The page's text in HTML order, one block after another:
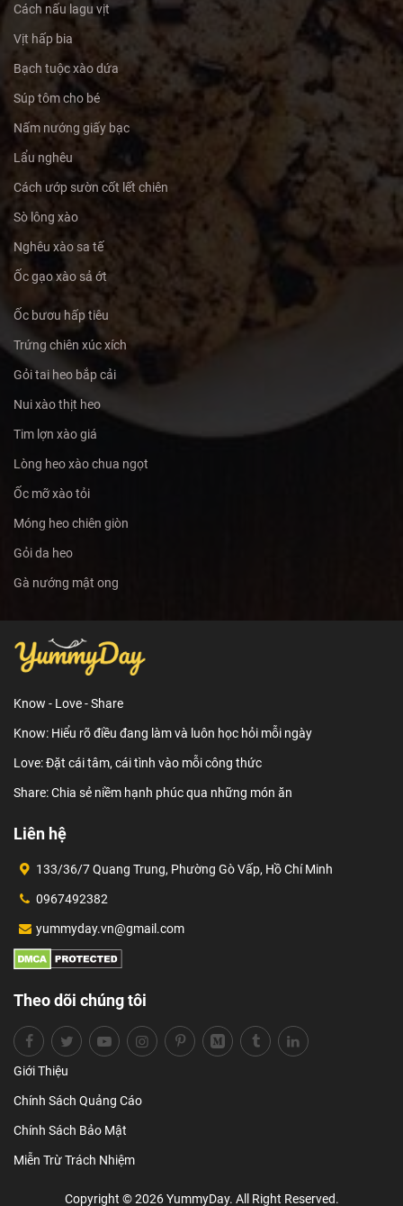
Cách nấu lagu vịt
Vịt hấp bia
Bạch tuộc xào dứa
Súp tôm cho bé
Nấm nướng giấy bạc
Lẩu nghêu
Cách ướp sườn cốt lết chiên
Sò lông xào
Nghêu xào sa tế
Ốc gạo xào sả ớt
Ốc bươu hấp tiêu
Trứng chiên xúc xích
Gỏi tai heo bắp cải
Nui xào thịt heo
Tim lợn xào giá
Lòng heo xào chua ngọt
Ốc mỡ xào tỏi
Móng heo chiên giòn
Gỏi da heo
Gà nướng mật ong
Know - Love - Share
Know: Hiểu rõ điều đang làm và luôn học hỏi mỗi ngày
Love: Đặt cái tâm, cái tình vào mỗi công thức
Share: Chia sẻ niềm hạnh phúc qua những món ăn
Liên hệ
133/36/7 Quang Trung, Phường Gò Vấp, Hồ Chí Minh
0967492382
yummyday.vn@gmail.com
Theo dõi chúng tôi
Giới Thiệu
Chính Sách Quảng Cáo
Chính Sách Bảo Mật
Miễn Trừ Trách Nhiệm
Copyright © 2026 YummyDay. All Right Reserved.